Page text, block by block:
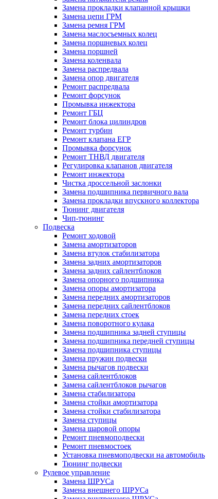
Замена прокладки клапанной крышки
Замена цепи ГРМ
Замена ремня ГРМ
Замена маслосъемных колец
Замена поршневых колец
Замена поршней
Замена коленвала
Замена распредвала
Замена опор двигателя
Ремонт распредвала
Ремонт форсунок
Промывка инжектора
Ремонт ГБЦ
Ремонт блока цилиндров
Ремонт турбин
Ремонт клапана ЕГР
Промывка форсунок
Ремонт ТНВД двигателя
Регулировка клапанов двигателя
Ремонт инжектора
Чистка дроссельной заслонки
Замена подшипника первичного вала
Замена прокладки впускного коллектора
Тюнинг двигателя
Чип-тюнинг
Подвеска
Ремонт ходовой
Замена амортизаторов
Замена втулок стабилизатора
Замена задних амортизаторов
Замена задних сайлентблоков
Замена опорного подшипника
Замена опоры амортизатора
Замена передних амортизаторов
Замена передних сайлентблоков
Замена передних стоек
Замена поворотного кулака
Замена подшипника задней ступицы
Замена подшипника передней ступицы
Замена подшипника ступицы
Замена пружин подвески
Замена рычагов подвески
Замена сайлентблоков
Замена сайлентблоков рычагов
Замена стабилизатора
Замена стойки амортизатора
Замена стойки стабилизатора
Замена ступицы
Замена шаровой опоры
Ремонт пневмоподвески
Ремонт пневмостоек
Установка пневмоподвески на автомобиль
Тюнинг подвески
Рулевое управление
Замена ШРУСа
Замена внешнего ШРУСа